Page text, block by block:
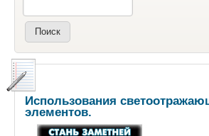
Использования
элементов.